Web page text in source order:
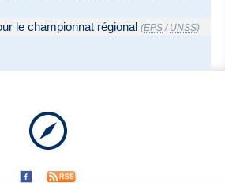
le championnat régional (EPS / UNSS)